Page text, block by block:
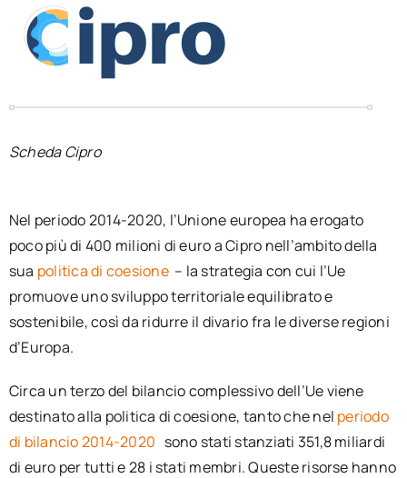
Scheda Cipro
Nel periodo 2014-2020, l’Unione europea ha erogato
poco più di 400 milioni di euro a Cipro nell’ambito della
sua politica di coesione – la strategia con cui l’Ue
promuove uno sviluppo territoriale equilibrato e
sostenibile, così da ridurre il divario fra le diverse regioni
d’Europa.
Circa un terzo del bilancio complessivo dell’Ue viene
destinato alla politica di coesione, tanto che nel periodo
di bilancio 2014-2020 sono stati stanziati 351,8 miliardi
di euro per tutti e 28 i stati membri. Queste risorse hanno